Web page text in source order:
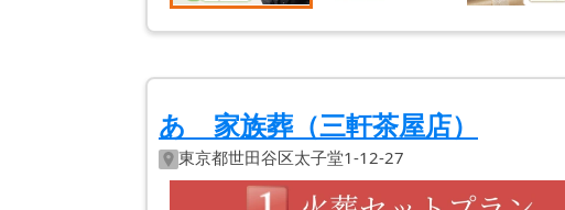
あゝ家族葬（三軒茶屋店）
東京都世田谷区太子堂1-12-27